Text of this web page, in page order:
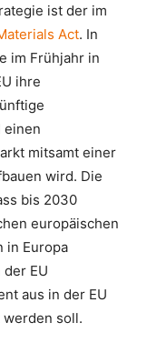
ist der im
Act. In
im Frühjahr in
ihre
einen
mitsamt einer
wird. Die
bis 2030
europäischen
in Europa
EU
aus in der EU
soll.